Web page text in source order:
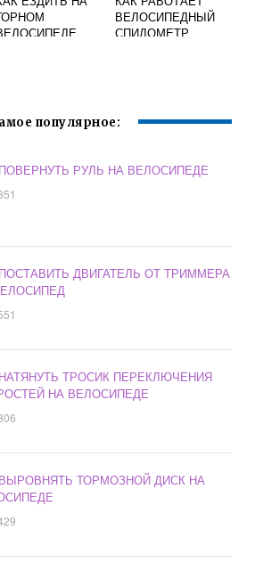
ВЕЛОСИПЕДНЫЙ
СПИДОМЕТР
популярное:
РУЛЬ НА ВЕЛОСИПЕДЕ
ДВИГАТЕЛЬ ОТ ТРИММЕРА
ТРОСИК ПЕРЕКЛЮЧЕНИЯ
НА ВЕЛОСИПЕДЕ
ТОРМОЗНОЙ ДИСК НА